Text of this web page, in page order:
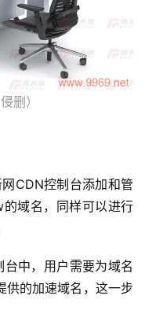
删）
CDN控制台添加和管
域名，同样可以进行
台中，用户需要为域名
供的加速域名，这一步